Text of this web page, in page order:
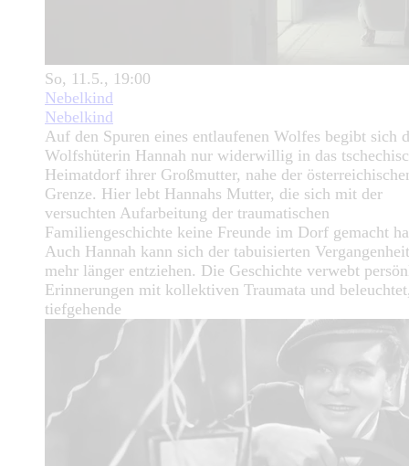
So, 11.5., 19:00
Nebelkind
Nebelkind
Auf den Spuren eines entlaufenen Wolfes begibt sich
Wolfshüterin Hannah nur widerwillig in das
Heimatdorf ihrer Großmutter, nahe der
Grenze. Hier lebt Hannahs Mutter, die sich mit der
versuchten Aufarbeitung der traumatischen
Familiengeschichte keine Freunde im Dorf gemacht
Auch Hannah kann sich der tabuisierten
mehr länger entziehen. Die Geschichte verwebt
Erinnerungen mit kollektiven Traumata und
tiefgehende